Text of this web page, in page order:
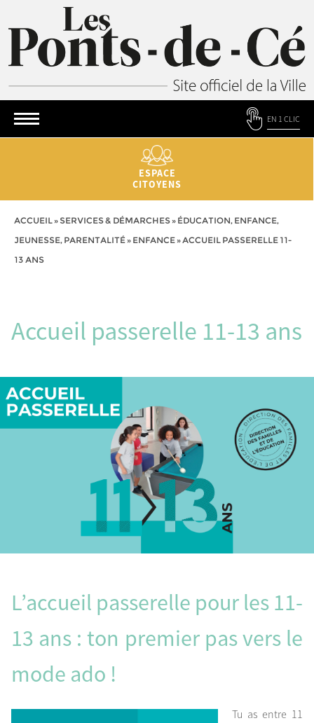
EN 1 CLIC
ESPACE
CITOYENS
ACCUEIL» SERVICES & DÉMARCHES» ÉDUCATION, ENFANCE,
JEUNESSE, PARENTALITÉ» ENFANCE»ACCUEIL PASSERELLE 11-
13 ANS
Accueil passerelle 11-13 ans
L’accueil passerelle pour les 11-
13 ans : ton premier pas vers le
mode ado !
Tu as entre 11